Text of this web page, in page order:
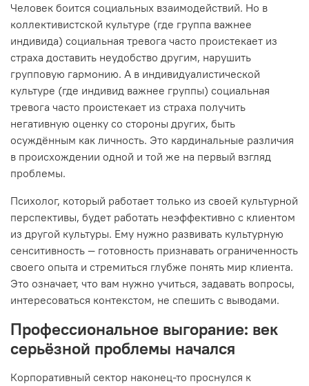
Человек боится социальных взаимодействий. Но в
коллективистской культуре (где группа важнее
индивида) социальная тревога часто проистекает из
страха доставить неудобство другим, нарушить
групповую гармонию. А в индивидуалистической
культуре (где индивид важнее группы) социальная
тревога часто проистекает из страха получить
негативную оценку со стороны других, быть
осуждённым как личность. Это кардинальные различия
в происхождении одной и той же на первый взгляд
проблемы.
Психолог, который работает только из своей культурной
перспективы, будет работать неэффективно с клиентом
из другой культуры. Ему нужно развивать культурную
сенситивность — готовность признавать ограниченность
своего опыта и стремиться глубже понять мир клиента.
Это означает, что вам нужно учиться, задавать вопросы,
интересоваться контекстом, не спешить с выводами.
Профессиональное выгорание: век
серьёзной проблемы начался
Корпоративный сектор наконец-то проснулся к